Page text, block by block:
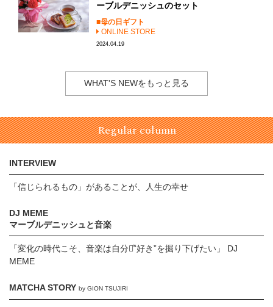
ーブルデニッシュのセット
母の日ギフト
ONLINE STORE
2024.04.19
WHAT'S NEWをもっと見る
Regular column
INTERVIEW
「信じられるもの」があることが、人生の幸せ
DJ MEME
マーブルデニッシュと音楽
「変化の時代こそ、音楽は自分の̋“好き”を掘り下げたい」 DJ
MEME
MATCHA STORY by GION TSUJIRI